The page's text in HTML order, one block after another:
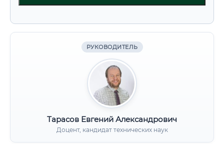
РУКОВОДИТЕЛЬ
Тарасов Евгений Александрович
Доцент, кандидат технических наук